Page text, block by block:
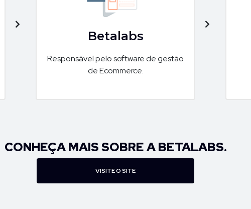
Betalabs
Responsável pelo software de gestão
de Ecommerce.
CONHEÇA MAIS SOBRE A BETALABS.
VISITE O SITE